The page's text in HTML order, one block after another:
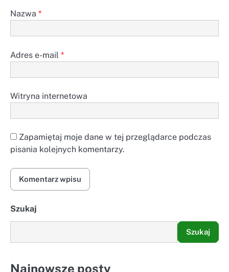
Nazwa *
Adres e-mail *
Witryna internetowa
Zapamiętaj moje dane w tej przeglądarce podczas
pisania kolejnych komentarzy.
Szukaj
Szukaj
Najnowsze posty